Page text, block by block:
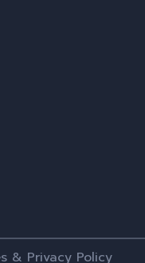
& Privacy Policy